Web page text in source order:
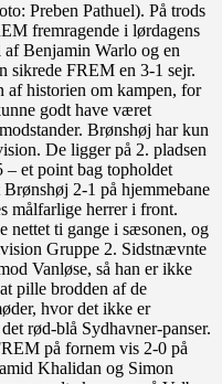
Preben Pathuel). På trods
fremragende i lørdagens
Benjamin Warlo og en
sikrede FREM en 3-1 sejr.
af historien om kampen, for
godt have været
Brønshøj har kun
De ligger på 2. pladsen
– et point bag topholdet
2-1 på hjemmebane
målfarlige herrer i front.
nettet ti gange i sæsonen, og
Gruppe 2. Sidstnævnte
Vanløse, så han er ikke
pille brodden af de
hvor det ikke er
rød-blå Sydhavner-panser.
på fornem vis 2-0 på
Khalidan og Simon